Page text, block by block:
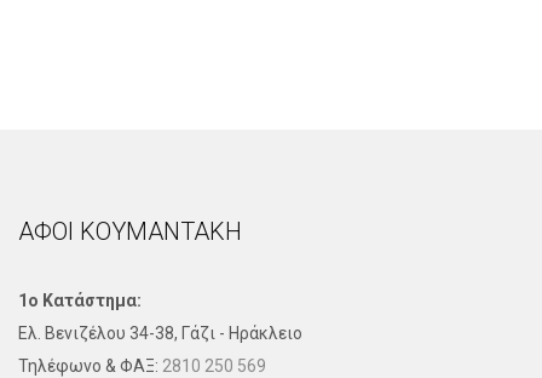
ΑΦΟΙ ΚΟΥΜΑΝΤΑΚΗ
1ο Κατάστημα:
Ελ. Βενιζέλου 34-38, Γάζι - Ηράκλειο
Τηλέφωνo & ΦΑΞ: 2810 250 569